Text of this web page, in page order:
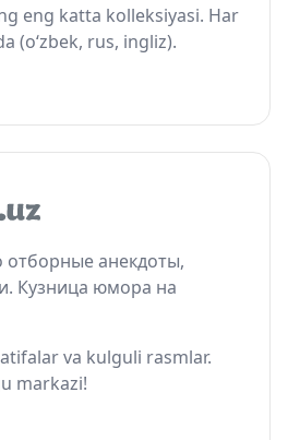
eng katta kolleksiyasi. Har
(o‘zbek, rus, ingliz).
отборные анекдоты,
Кузница юмора на
va kulguli rasmlar.
markazi!